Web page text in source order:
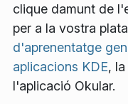
clique damunt de
per a la vostra
d'aprenentatge
aplicacions KDE,
l'aplicació Okular.